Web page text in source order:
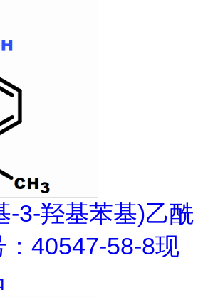
-3-羟基苯基)乙酰
：40547-58-8现